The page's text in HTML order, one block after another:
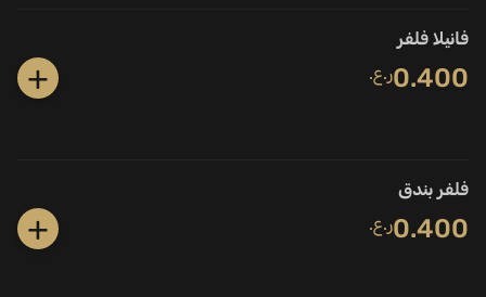
فانيلا فلفر
0.400ر.ع. +
فلفر بندق
0.400ر.ع. +